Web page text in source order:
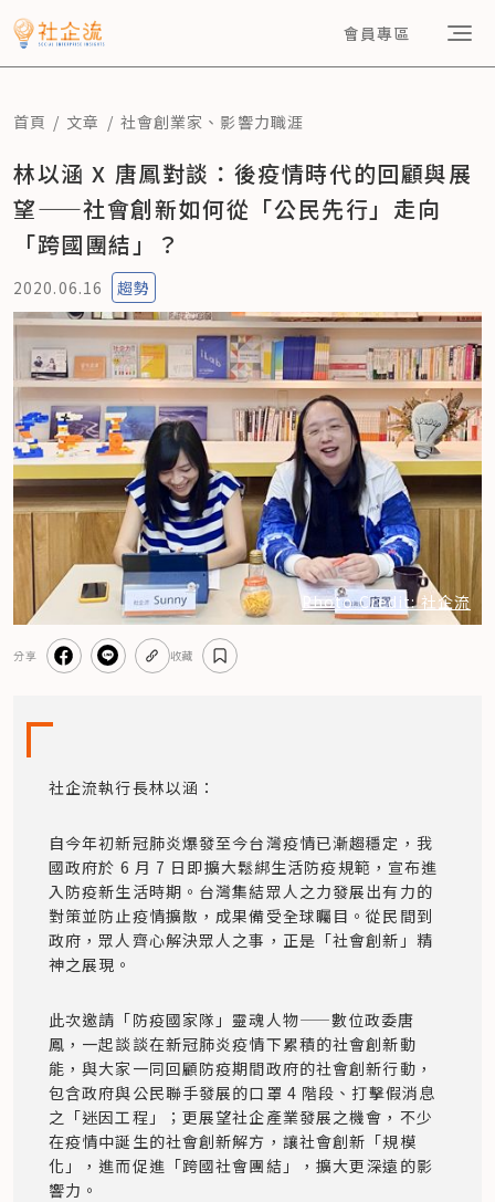
會員專區
首頁 文章 社會創業家 、 影響力職涯
林以涵 X 唐鳳對談：後疫情時代的回顧與展
望——社會創新如何從「公民先行」走向
「跨國團結」？
2020.06.16 趨勢
Photo Credit: 社企流
分享 收藏
社企流執行長林以涵：
自今年初新冠肺炎爆發至今台灣疫情已漸趨穩定，我
國政府於 6 月 7 日即擴大鬆綁生活防疫規範，宣布進
入防疫新生活時期。台灣集結眾人之力發展出有力的
對策並防止疫情擴散，成果備受全球矚目。從民間到
政府，眾人齊心解決眾人之事，正是「社會創新」精
神之展現。
此次邀請「防疫國家隊」靈魂人物——數位政委唐
鳳，一起談談在新冠肺炎疫情下累積的社會創新動
能，與大家一同回顧防疫期間政府的社會創新行動，
包含政府與公民聯手發展的口罩 4 階段、打擊假消息
之「迷因工程」；更展望社企產業發展之機會，不少
在疫情中誕生的社會創新解方，讓社會創新「規模
化」，進而促進「跨國社會團結」，擴大更深遠的影
響力。